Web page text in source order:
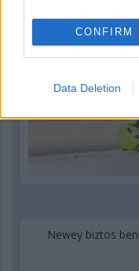
CONFIRM
Data Deletion
Newey biztos